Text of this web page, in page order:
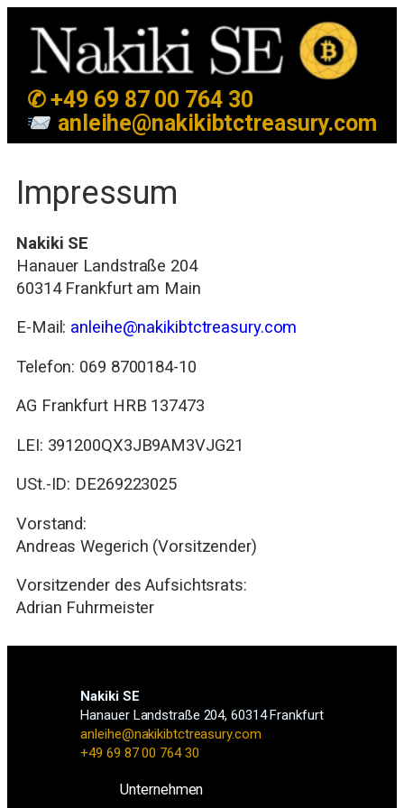
✆ +49 69 87 00 764 30
anleihe@nakikibtctreasury.com
Impressum
Nakiki SE
Hanauer Landstraße 204
60314 Frankfurt am Main
E-Mail: anleihe@nakikibtctreasury.com
Telefon: 069 8700184-10
AG Frankfurt HRB 137473
LEI: 391200QX3JB9AM3VJG21
USt.-ID: DE269223025
Vorstand:
Andreas Wegerich (Vorsitzender)
Vorsitzender des Aufsichtsrats:
Adrian Fuhrmeister
Nakiki SE
Hanauer Landstraße 204, 60314 Frankfurt
anleihe@nakikibtctreasury.com
+49 69 87 00 764 30
Unternehmen